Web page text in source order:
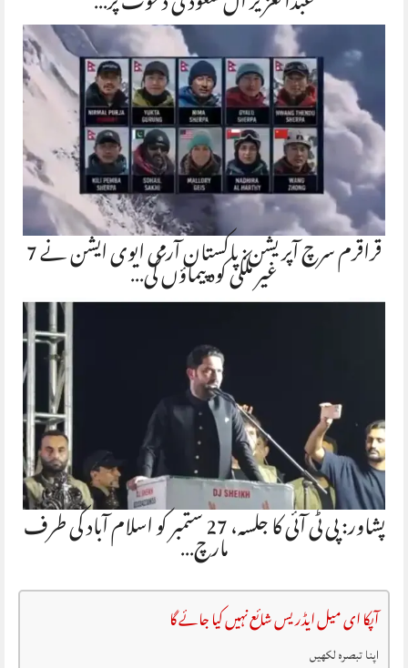
قراقرم سرچ آپریشن: پاکستان آرمی ایوی ایشن نے 7 غیر ملکی کوہ پیماؤں کی…
پشاور: پی ٹی آئی کا جلسہ، 27 ستمبر کو اسلام آباد کی طرفمارچ…
آپکا ای میل ایڈریس شائع نہیں کیا جائے گا
اپنا تبصرہ لکھیں